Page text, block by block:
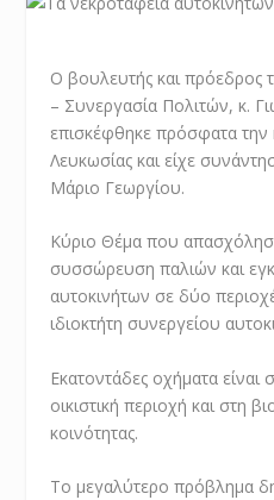
Ο βουλευτής και πρόεδρος
– Συνεργασία Πολιτών, κ.
επισκέφθηκε πρόσφατα την
Λευκωσίας και είχε
Μάριο Γεωργίου.
Κύριο Θέμα που
συσσώρευση παλιών και
αυτοκινήτων σε δύο
ιδιοκτήτη συνεργείου
Εκατοντάδες οχήματα
οικιστική περιοχή και στη
κοινότητας.
Το μεγαλύτερο πρόβλημα